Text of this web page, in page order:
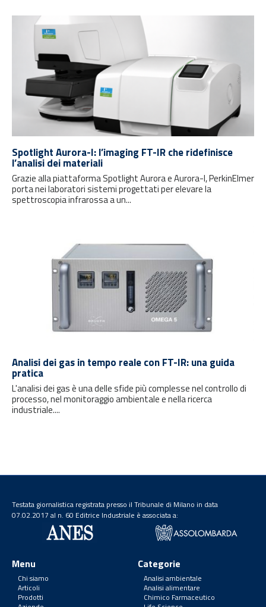
Spotlight Aurora-I: l’imaging FT-IR che ridefinisce
l’analisi dei materiali
Grazie alla piattaforma Spotlight Aurora e Aurora-I, PerkinElmer
porta nei laboratori sistemi progettati per elevare la
spettroscopia infrarossa a un...
Analisi dei gas in tempo reale con FT-IR: una guida
pratica
L'analisi dei gas è una delle sfide più complesse nel controllo di
processo, nel monitoraggio ambientale e nella ricerca
industriale....
Testata giornalistica registrata presso il Tribunale di Milano in data
07.02.2017 al n. 60 Editrice Industriale è associata a:
Menu
Chi siamo
Articoli
Prodotti
Categorie
Analisi ambientale
Analisi alimentare
Chimico Farmaceutico